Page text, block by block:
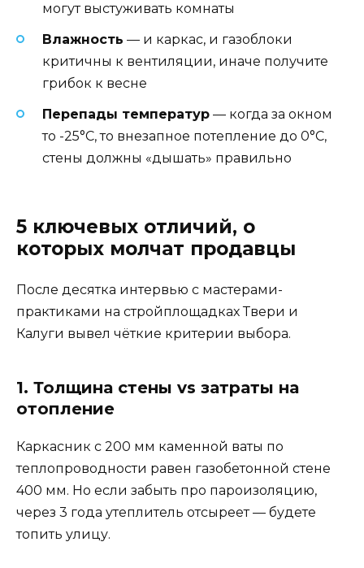
могут выстуживать комнаты
Влажность — и каркас, и газоблоки
критичны к вентиляции, иначе получите
грибок к весне
Перепады температур — когда за окном
то -25°С, то внезапное потепление до 0°С,
стены должны «дышать» правильно
5 ключевых отличий, о
которых молчат продавцы
После десятка интервью с мастерами-
практиками на стройплощадках Твери и
Калуги вывел чёткие критерии выбора.
1. Толщина стены vs затраты на
отопление
Каркасник с 200 мм каменной ваты по
теплопроводности равен газобетонной стене
400 мм. Но если забыть про пароизоляцию,
через 3 года утеплитель отсыреет — будете
топить улицу.